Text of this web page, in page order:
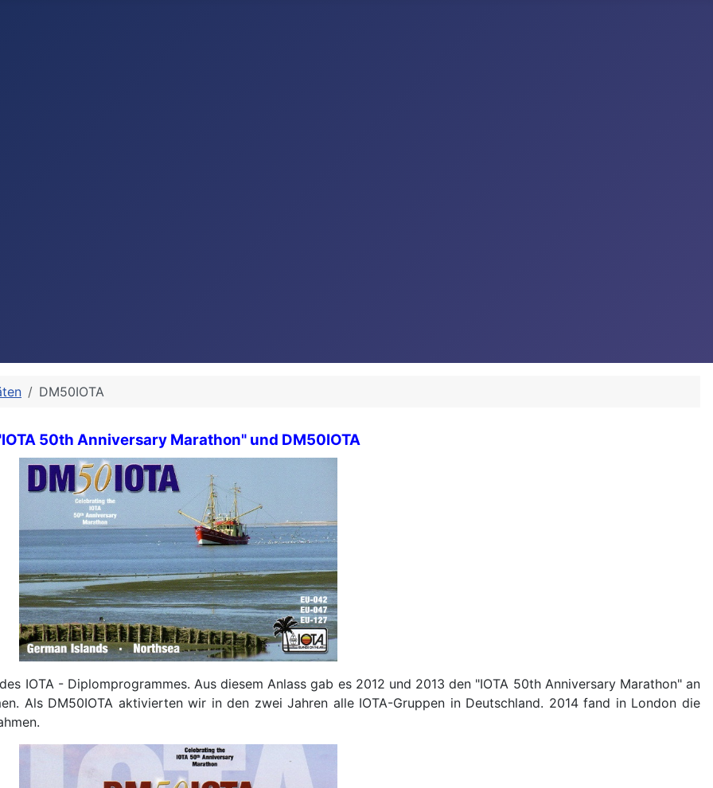
DM50IOTA
50th Anniversary Marathon" und DM50IOTA
IOTA - Diplomprogrammes. Aus diesem Anlass gab es 2012 und 2013 den "IOTA 50th Anniversary Marathon" an
Als DM50IOTA aktivierten wir in den zwei Jahren alle IOTA-Gruppen in Deutschland. 2014 fand in London die